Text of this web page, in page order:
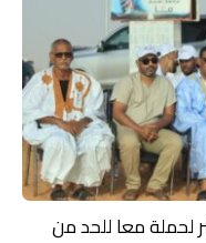
لحملة معا للحد من